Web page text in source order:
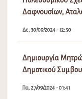
Δαφνουσίων,
Δε, 30/09/2024 - 12:50
Δημιουργία
Δημοτικού
Πα, 27/09/2024 - 01:41